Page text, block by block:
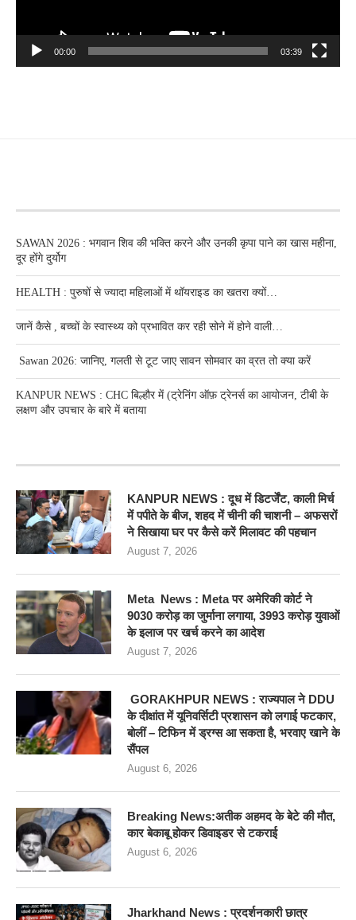
00:00 03:39
SAWAN 2026 : भगवान शिव की भक्ति करने और उनकी कृपा पाने का खास महीना,
दूर होंगे दुर्योग
HEALTH : पुरुषों से ज्यादा महिलाओं में थॉयराइड का खतरा क्यों…
जानें कैसे , बच्चों के स्वास्थ्य को प्रभावित कर रही सोने में होने वाली…
Sawan 2026: जानिए, गलती से टूट जाए सावन सोमवार का व्रत तो क्या करें
KANPUR NEWS : CHC बिल्हौर में (ट्रेनिंग ऑफ़ ट्रेनर्स का आयोजन, टीबी के
लक्षण और उपचार के बारे में बताया
KANPUR NEWS : दूध में डिटर्जेंट, काली मिर्च
में पपीते के बीज, शहद में चीनी की चाशनी – अफसरों
ने सिखाया घर पर कैसे करें मिलावट की पहचान
August 7, 2026
Meta News : Meta पर अमेरिकी कोर्ट ने
9030 करोड़ का जुर्माना लगाया, 3993 करोड़ युवाओं
के इलाज पर खर्च करने का आदेश
August 7, 2026
GORAKHPUR NEWS : राज्यपाल ने DDU
के दीक्षांत में यूनिवर्सिटी प्रशासन को लगाई फटकार,
बोलीं – टिफिन में ड्रग्स आ सकता है, भरवाए खाने के
सैंपल
August 6, 2026
Breaking News:अतीक अहमद के बेटे की मौत,
कार बेकाबू होकर डिवाइडर से टकराई
August 6, 2026
Jharkhand News : प्रदर्शनकारी छात्र